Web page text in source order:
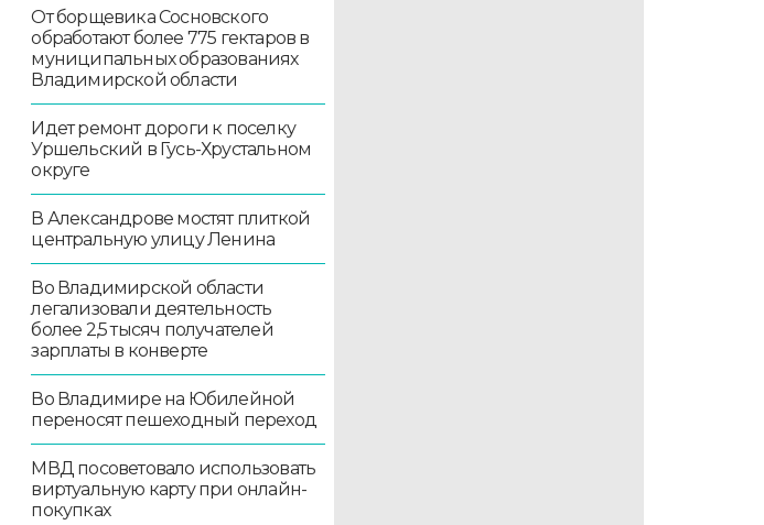
От борщевика Сосновского
обработают более 775 гектаров в
муниципальных образованиях
Владимирской области
Идет ремонт дороги к поселку
Уршельский в Гусь-Хрустальном
округе
В Александрове мостят плиткой
центральную улицу Ленина
Во Владимирской области
легализовали деятельность
более 2,5 тысяч получателей
зарплаты в конверте
Во Владимире на Юбилейной
переносят пешеходный переход
МВД посоветовало использовать
виртуальную карту при онлайн-
покупках